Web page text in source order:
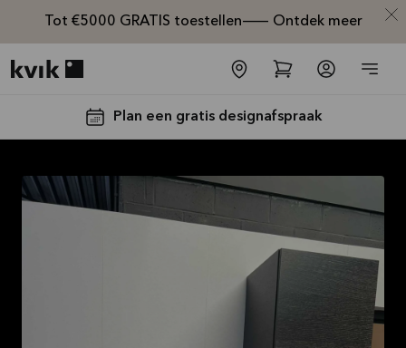
Tot €5000 GRATIS toestellen— Ontdek meer
Plan een gratis designafspraak
Tot €5000,-
GRATIS